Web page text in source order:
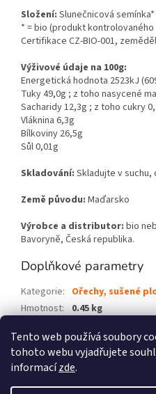
Tento web používá soubory
tohoto webu vyjadřujete
informacízde.
Složení: Slunečnicová
* = bio (produkt
Certifikace CZ-BIO-001,
Výživové údaje na 100g:
Energetická hodnota 2523kJ
Tuky 49,0g ; z toho nasycené
Sacharidy 12,3g ; z toho cukry
Vláknina 6,3g
Bílkoviny 26,5g
Sůl 0,01g
Skladování: Skladujte v
Země původu: Maďarsko
Výrobce a distributor: bio
Bavoryně, Česká republika.
Doplňkové parametry
Kategorie: Ořechy, sušené
Hmotnost: 0.45 kg